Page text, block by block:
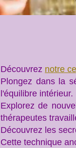
Découvrez notre
Plongez dans la
l'équilibre intérieur.
Explorez de
thérapeutes
Découvrez les
Cette technique